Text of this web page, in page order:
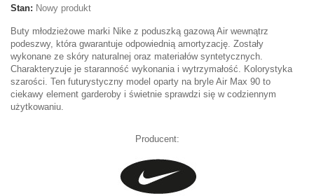
Stan: Nowy produkt
Buty młodzieżowe marki Nike z poduszką gazową Air wewnątrz
podeszwy, która gwarantuje odpowiednią amortyzację. Zostały
wykonane ze skóry naturalnej oraz materiałów syntetycznych.
Charakteryzuje je staranność wykonania i wytrzymałość. Kolorystyka
szarości. Ten futurystyczny model oparty na bryle Air Max 90 to
ciekawy element garderoby i świetnie sprawdzi się w codziennym
użytkowaniu.
Producent: